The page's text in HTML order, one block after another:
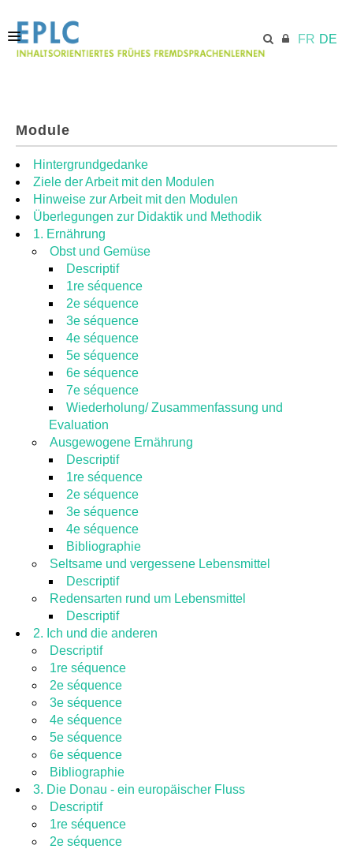
FR DE
MODULE
RESSOURCEN
Module
Hintergrundgedanke
Ziele der Arbeit mit den Modulen
Hinweise zur Arbeit mit den Modulen
Überlegungen zur Didaktik und Methodik
1. Ernährung
Obst und Gemüse
Descriptif
1re séquence
2e séquence
3e séquence
4e séquence
5e séquence
6e séquence
7e séquence
Wiederholung/ Zusammenfassung und
Evaluation
Ausgewogene Ernährung
Descriptif
1re séquence
2e séquence
3e séquence
4e séquence
Bibliographie
Seltsame und vergessene Lebensmittel
Descriptif
Redensarten rund um Lebensmittel
Descriptif
2. Ich und die anderen
Descriptif
1re séquence
2e séquence
3e séquence
4e séquence
5e séquence
6e séquence
Bibliographie
3. Die Donau - ein europäischer Fluss
Descriptif
1re séquence
2e séquence